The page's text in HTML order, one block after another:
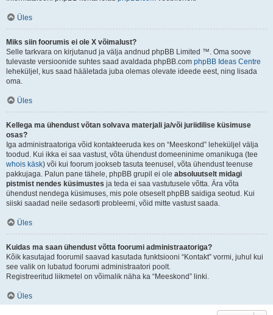
Üles
Miks siin foorumis ei ole X võimalust?
Selle tarkvara on kirjutanud ja välja andnud phpBB Limited ™. Oma soove
tulevaste versioonide suhtes saad avaldada phpBB.com phpBB Ideas Centre
leheküljel, kus saad hääletada juba olemas olevate ideede eest, ning lisada
oma.
Üles
Kellega ma ühendust võtan solvava materjali ja/või juriidilise küsimuse
osas?
Iga administraatoriga võid kontakteeruda kes on “Meeskond” leheküljel välja
toodud. Kui ikka ei saa vastust, võta ühendust domeeninime omanikuga (tee
whois käsk) või kui foorum jookseb tasuta teenusel, võta ühendust teenuse
pakkujaga. Palun pane tähele, phpBB grupil ei ole absoluutselt midagi
pistmist nendes küsimustes ja teda ei saa vastutusele võtta. Ära võta
ühendust nendega küsimuses, mis pole otseselt phpBB saidiga seotud. Kui
siiski saadad neile sedasorti probleemi, võid mitte vastust saada.
Üles
Kuidas ma saan ühendust võtta foorumi administraatoriga?
Kõik kasutajad foorumil saavad kasutada funktsiooni “Kontakt” vormi, juhul kui
see valik on lubatud foorumi administraatori poolt.
Registreeritud liikmetel on võimalik näha ka “Meeskond” linki.
Üles